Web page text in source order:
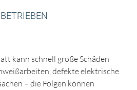
kann schnell große Schäden
defekte elektrische
– die Folgen können